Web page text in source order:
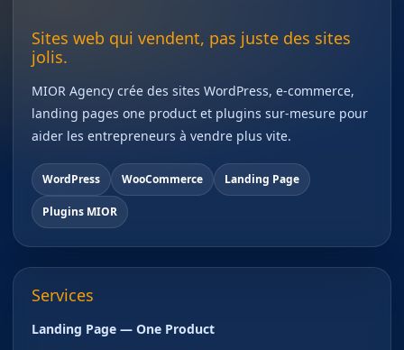
Sites web qui vendent, pas juste des sites
jolis.
MIOR Agency crée des sites WordPress, e-commerce,
landing pages one product et plugins sur-mesure pour
aider les entrepreneurs à vendre plus vite.
WordPress WooCommerce Landing Page
Plugins MIOR
Services
Landing Page — One Product